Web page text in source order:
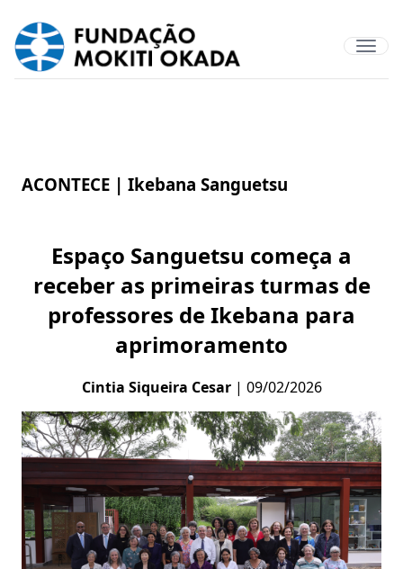
ACONTECE | Ikebana Sanguetsu
Espaço Sanguetsu começa a
receber as primeiras turmas de
professores de Ikebana para
aprimoramento
Cintia Siqueira Cesar| 09/02/2026